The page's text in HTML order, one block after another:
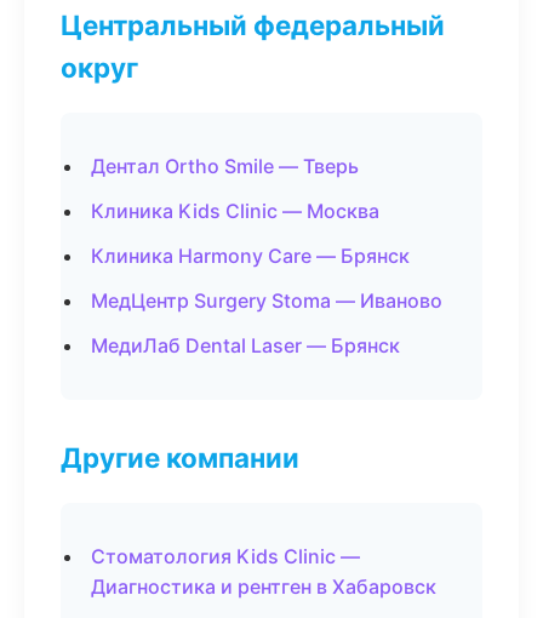
Центральный федеральный
округ
Дентал Ortho Smile — Тверь
Клиника Kids Clinic — Москва
Клиника Harmony Care — Брянск
МедЦентр Surgery Stoma — Иваново
МедиЛаб Dental Laser — Брянск
Другие компании
Стоматология Kids Clinic —
Диагностика и рентген в Хабаровск